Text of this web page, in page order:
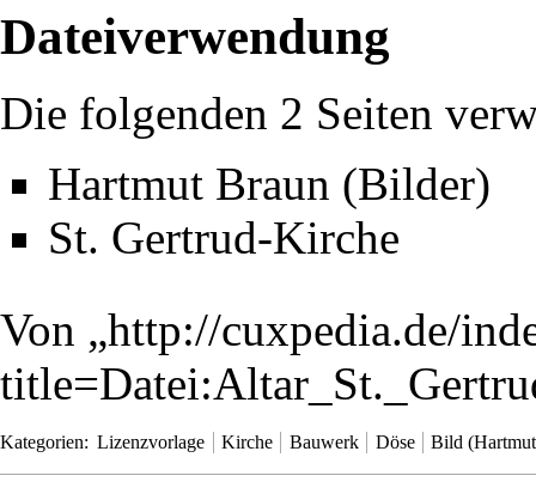
Dateiverwendung
Die folgenden 2 Seiten
Hartmut Braun (Bilder)
St. Gertrud-Kirche
Von „http://cuxpedia.de/
Kategorien: Lizenzvorlage Kirche Bauwerk Döse Bild